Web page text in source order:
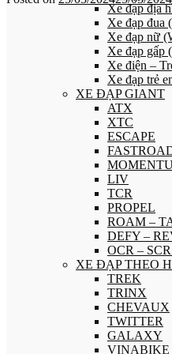
Xe đạp địa
Xe đạp đua
Xe đạp nữ
Xe đạp gấp
Xe điện –
Xe đạp trẻ
XE ĐẠP GIANT
ATX
XTC
ESCAPE
LIV
TCR
PROPEL
ROAM –
DEFY –
OCR –
XE ĐẠP THEO
TREK
TRINX
CHEVAUX
TWITTER
GALAXY
VINABIKE